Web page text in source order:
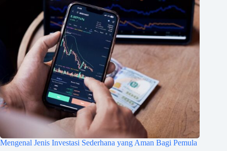
Mengenal Jenis Investasi Sederhana yang Aman Bagi Pemula